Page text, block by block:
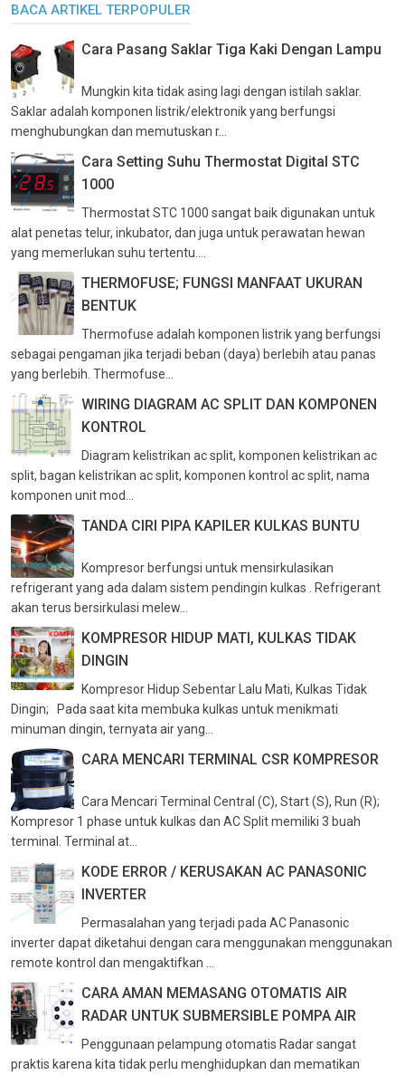
BACA ARTIKEL TERPOPULER
Cara Pasang Saklar Tiga Kaki Dengan Lampu
Mungkin kita tidak asing lagi dengan istilah saklar.
Saklar adalah komponen listrik/elektronik yang berfungsi
menghubungkan dan memutuskan r...
Cara Setting Suhu Thermostat Digital STC
1000
Thermostat STC 1000 sangat baik digunakan untuk
alat penetas telur, inkubator, dan juga untuk perawatan hewan
yang memerlukan suhu tertentu....
THERMOFUSE; FUNGSI MANFAAT UKURAN
BENTUK
Thermofuse adalah komponen listrik yang berfungsi
sebagai pengaman jika terjadi beban (daya) berlebih atau panas
yang berlebih. Thermofuse...
WIRING DIAGRAM AC SPLIT DAN KOMPONEN
KONTROL
Diagram kelistrikan ac split, komponen kelistrikan ac
split, bagan kelistrikan ac split, komponen kontrol ac split, nama
komponen unit mod...
TANDA CIRI PIPA KAPILER KULKAS BUNTU
Kompresor berfungsi untuk mensirkulasikan
refrigerant yang ada dalam sistem pendingin kulkas . Refrigerant
akan terus bersirkulasi melew...
KOMPRESOR HIDUP MATI, KULKAS TIDAK
DINGIN
Kompresor Hidup Sebentar Lalu Mati, Kulkas Tidak
Dingin; Pada saat kita membuka kulkas untuk menikmati
minuman dingin, ternyata air yang...
CARA MENCARI TERMINAL CSR KOMPRESOR
Cara Mencari Terminal Central (C), Start (S), Run (R);
Kompresor 1 phase untuk kulkas dan AC Split memiliki 3 buah
terminal. Terminal at...
KODE ERROR / KERUSAKAN AC PANASONIC
INVERTER
Permasalahan yang terjadi pada AC Panasonic
inverter dapat diketahui dengan cara menggunakan menggunakan
remote kontrol dan mengaktifkan ...
CARA AMAN MEMASANG OTOMATIS AIR
RADAR UNTUK SUBMERSIBLE POMPA AIR
Penggunaan pelampung otomatis Radar sangat
praktis karena kita tidak perlu menghidupkan dan mematikan